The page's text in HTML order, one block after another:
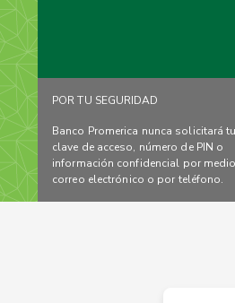
POR TU SEGURIDAD
Banco Promerica nunca solicitará tu
clave de acceso, número de PIN o
información confidencial por
correo electrónico o por teléfono.